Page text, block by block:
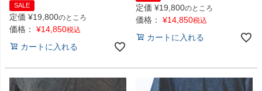
SALE
定価 ¥19,800のところ
価格： ¥14,850税込
カートに入れる
定価 ¥19,800のところ
価格： ¥14,850税込
カートに入れる